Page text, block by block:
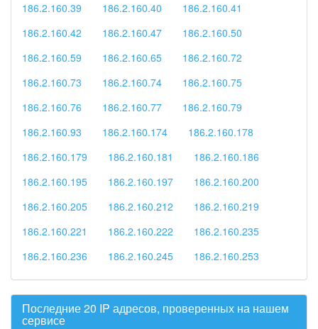
186.2.160.39
186.2.160.40
186.2.160.41
186.2.160.42
186.2.160.47
186.2.160.50
186.2.160.59
186.2.160.65
186.2.160.72
186.2.160.73
186.2.160.74
186.2.160.75
186.2.160.76
186.2.160.77
186.2.160.79
186.2.160.93
186.2.160.174
186.2.160.178
186.2.160.179
186.2.160.181
186.2.160.186
186.2.160.195
186.2.160.197
186.2.160.200
186.2.160.205
186.2.160.212
186.2.160.219
186.2.160.221
186.2.160.222
186.2.160.235
186.2.160.236
186.2.160.245 186.2.160.253
Последние 20 IP адресов, проверенных на нашем
сервисе